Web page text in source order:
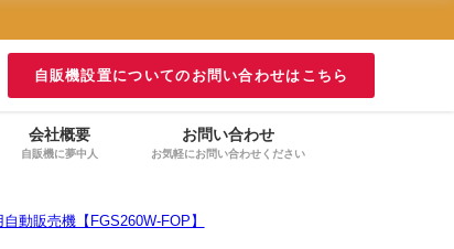
自販機設置についてのお問い合わせはこちら
会社概要
自販機に夢中人
お問い合わせ
お気軽にお問い合わせください
動販売機【FGS260W-FOP】